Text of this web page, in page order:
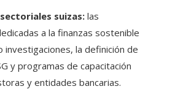
suizas: las
a la finanzas sostenible
investigaciones, la definición de
y programas de capacitación
y entidades bancarias.